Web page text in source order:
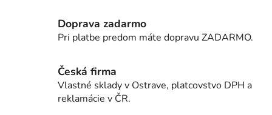
i
e
v
i
e
Doprava zadarmo
Pri platbe predom máte dopravu ZADARMO.
Česká firma
Vlastné sklady v Ostrave, platcovstvo DPH a
reklamácie v ČR.